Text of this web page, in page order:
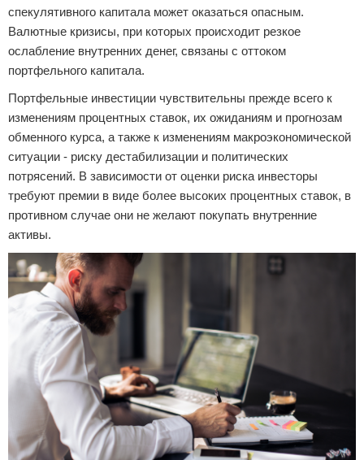
спекулятивного капитала может оказаться опасным.
Валютные кризисы, при которых происходит резкое
ослабление внутренних денег, связаны с оттоком
портфельного капитала.
Портфельные инвестиции чувствительны прежде всего к
изменениям процентных ставок, их ожиданиям и прогнозам
обменного курса, а также к изменениям макроэкономической
ситуации - риску дестабилизации и политических
потрясений. В зависимости от оценки риска инвесторы
требуют премии в виде более высоких процентных ставок, в
противном случае они не желают покупать внутренние
активы.